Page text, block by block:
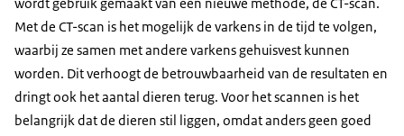
Met de CT-scan is het mogelijk de varkens in de tijd te volgen,
waarbij ze samen met andere varkens gehuisvest kunnen
worden. Dit verhoogt de betrouwbaarheid van de resultaten en
dringt ook het aantal dieren terug. Voor het scannen is het
belangrijk dat de dieren stil liggen, omdat anders geen goed